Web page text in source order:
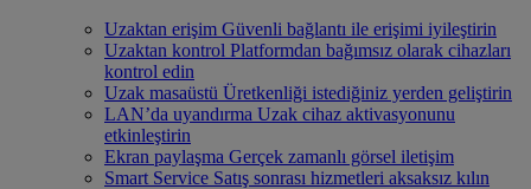
Uzaktan erişim Güvenli bağlantı ile erişimi iyileştirin
Uzaktan kontrol Platformdan bağımsız olarak cihazları
kontrol edin
Uzak masaüstü Üretkenliği istediğiniz yerden geliştirin
LAN’da uyandırma Uzak cihaz aktivasyonunu
etkinleştirin
Ekran paylaşma Gerçek zamanlı görsel iletişim
Smart Service Satış sonrası hizmetleri aksaksız kılın